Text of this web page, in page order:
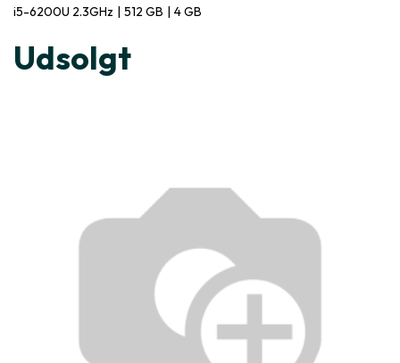
i5-6200U 2.3GHz | 512 GB | 4 GB
Udsolgt